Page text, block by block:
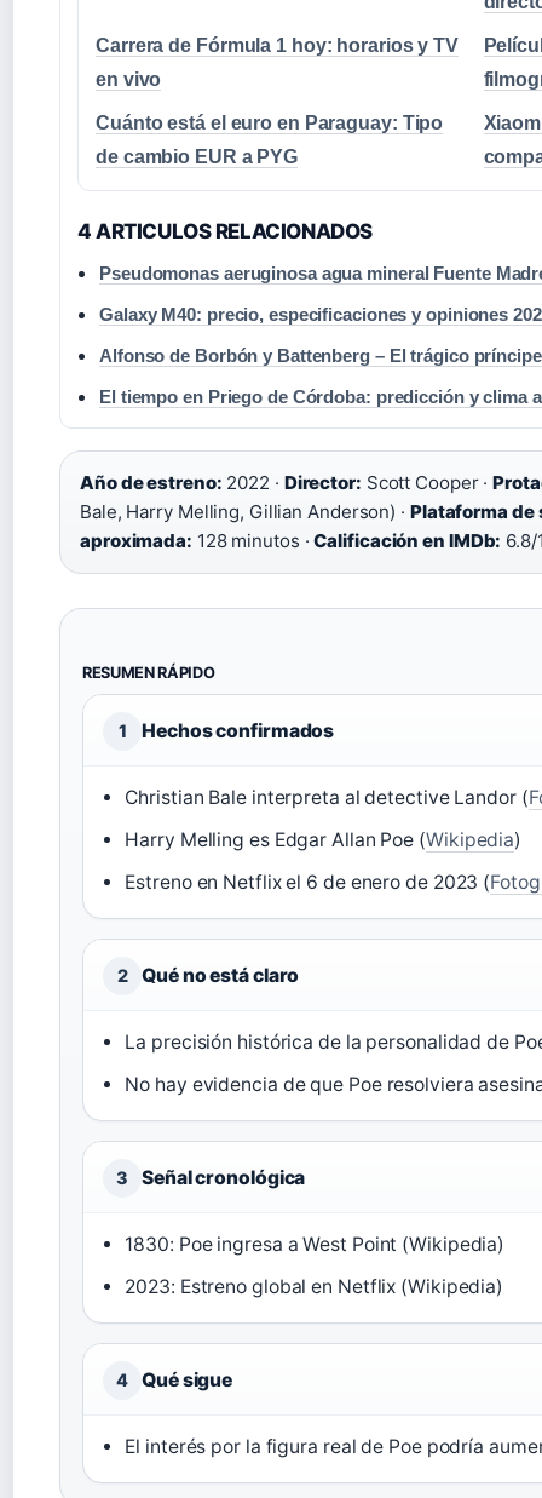
Carrera de Fórmula 1 hoy: horarios y TV
en vivo
Cuánto está el euro en Paraguay: Tipo
de cambio EUR a PYG
4 ARTICULOS RELACIONADOS
Pseudomonas aeruginosa agua mineral Fuente
Galaxy M40: precio, especificaciones y opiniones
Alfonso de Borbón y Battenberg – El trágico
El tiempo en Priego de Córdoba: predicción y clima
Año de estreno: 2022 · Director: Scott Cooper ·
Bale, Harry Melling, Gillian Anderson) · Plataforma de
aproximada: 128 minutos ·Calificación en IMDb: 6.8/
RESUMEN RÁPIDO
1 Hechos confirmados
Christian Bale interpreta al detective Landor (
Harry Melling es Edgar Allan Poe (Wikipedia)
Estreno en Netflix el 6 de enero de 2023 (
2 Qué no está claro
La precisión histórica de la personalidad de
No hay evidencia de que Poe resolviera
3 Señal cronológica
1830: Poe ingresa a West Point (Wikipedia)
2023: Estreno global en Netflix (Wikipedia)
4 Qué sigue
El interés por la figura real de Poe podría